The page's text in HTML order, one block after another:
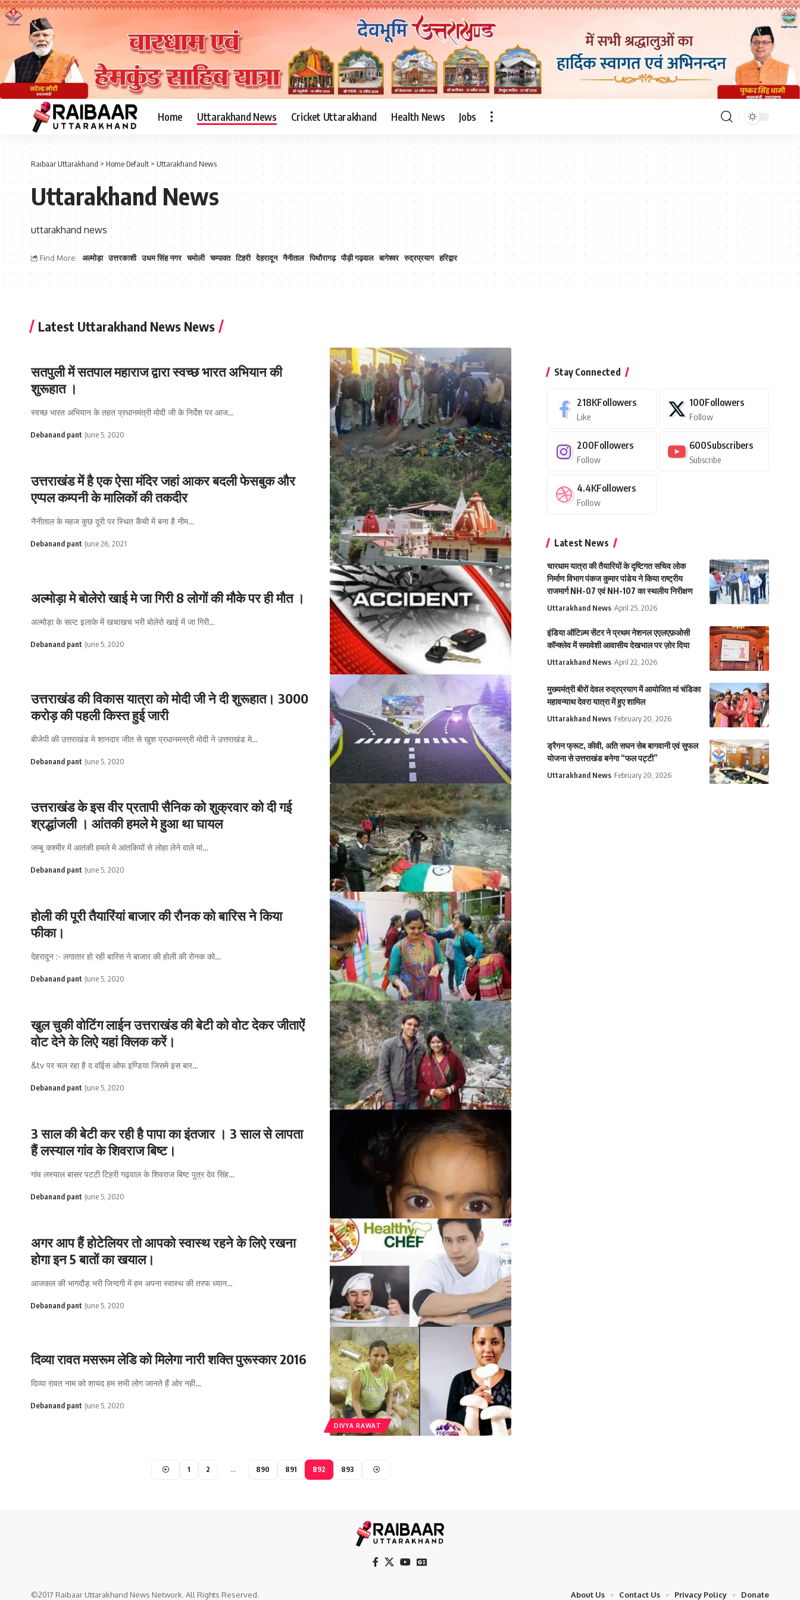
Home Uttarakhand News Cricket Uttarakhand Health News Jobs
Raibaar Uttarakhand > Home Default >Uttarakhand News
Uttarakhand News
uttarakhand news
Find More: अल्मोड़ा उत्तरकाशी उधम सिंह नगर चमोली चम्पावत टिहरी देहरादून नैनीताल पिथौरागढ़ पौड़ी गढ़वाल बागेश्वर रुद्रप्रयाग हरिद्वार
Latest Uttarakhand News News
सतपुली में सतपाल महाराज द्वारा स्वच्छ भारत अभियान की
शुरूहात ।
स्वच्छ भारत अभियान के तहत प्रधानमंत्री मोदी जी के निर्देश पर आज…
Debanand pant June 5, 2020
उत्तराखंड में है एक ऐसा मंदिर जहां आकर बदली फेसबुक और
एप्पल कम्पनी के मालिकों की तकदीर
नैनीताल के महज कुछ दूरी पर स्थित कैंची में बना है नीम…
Debanand pant June 26, 2021
अल्मोड़ा मे बोलेरो खाई मे जा गिरी 8 लोगों की मौके पर ही मौत ।
अल्मोड़ा के सल्ट इलाके में खचाखच भरी बोलेरो खाई में जा गिरी…
Debanand pant June 5, 2020
उत्तराखंड की विकास यात्रा को मोदी जी ने दी शुरूहात। 3000
करोड़ की पहली किस्त हुई जारी
बीजेपी की उत्तराखंड मे शानदार जीत से खुश प्रधानमन्त्री मोदी ने उत्तराखंड मे…
Debanand pant June 5, 2020
उत्तराखंड के इस वीर प्रतापी सैनिक को शुक्रवार को दी गई
श्रद्धांजली । आंतकी हमले मे हुआ था घायल
जम्बू कश्मीर में आतंकी हमले मे आंतकियों से लोहा लेने वाले मां…
Debanand pant June 5, 2020
होली की पूरी तैयारिंयां बाजार की रौनक को बारिस ने किया
फीका।
देहरादून :- लगातार हो रही बारिस ने बाजार की होली की रोनक को…
Debanand pant June 5, 2020
खुल चुकी वोटिंग लाईन उत्तराखंड की बेटी को वोट देकर जीताऐं
वोट देने के लिऐ यहां क्लिक करें।
&tv पर चल रहा है द वाॅईस ओफ इण्डिया जिसमे इस बार…
Debanand pant June 5, 2020
3 साल की बेटी कर रही है पापा का इंतजार । 3 साल से लापता
हैं लस्याल गांव के शिवराज बिष्ट।
गांव लस्याल बासर पटटी टिहरी गढ़वाल के शिवराज बिष्ट पुत्र देव सिंह…
Debanand pant June 5, 2020
अगर आप हैं होटेलियर तो आपको स्वास्थ रहने के लिऐ रखना
होगा इन 5 बातों का खयाल।
आजकल की भागदौड़ भरी जिन्दगी में हम अपना स्वास्थ की तरफ ध्यान…
Debanand pant June 5, 2020
DIVYA RAWAT
दिव्या रावत मसरूम लेडि को मिलेगा नारी शक्ति पुरूस्कार 2016
दिव्या रावत नाम को शायद हम सभी लोग जानते हैं ओर नही…
Debanand pant June 5, 2020
1 2 … 890 891 892 893
Stay Connected
218KFollowers
Like
100Followers
Follow
200Followers
Follow
600Subscribers
Subscribe
4.4KFollowers
Follow
Latest News
चारधाम यात्रा की तैयारियों के दृष्टिगत सचिव लोक
निर्माण विभाग पंकज कुमार पांडेय ने किया राष्ट्रीय
राजमार्ग NH-07 एवं NH-107 का स्थलीय निरीक्षण
Uttarakhand News April 25, 2026
इंडिया ऑटिज़्म सेंटर ने प्रथम नेशनल एएलएफ़ओसी
कॉन्क्लेव में समावेशी आवासीय देखभाल पर ज़ोर दिया
Uttarakhand News April 22, 2026
मुख्यमंत्री बीरों देवल रुद्रप्रयाग में आयोजित मां चंडिका
महावन्याथ देवरा यात्रा में हुए शामिल
Uttarakhand News February 20, 2026
ड्रैगन फ्रूट, कीवी, अति सघन सेब बागवानी एवं सुफल
योजना से उत्तराखंड बनेगा “फल पट्टी”
Uttarakhand News February 20, 2026
©2017 Raibaar Uttarakhand News Network. All Rights Reserved. About Us Contact Us Privacy Policy Donate